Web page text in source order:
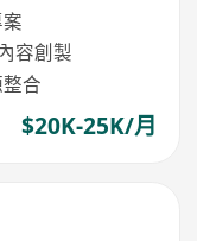
容創製
合
$20K-25K/月